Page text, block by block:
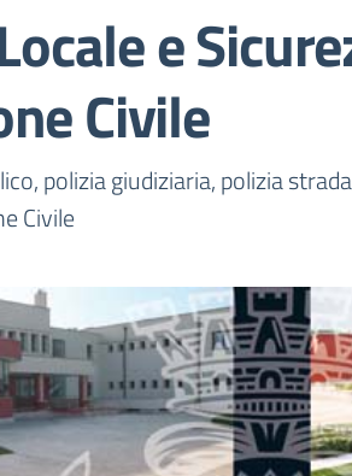
e
Civile
polizia giudiziaria, polizia
Civile